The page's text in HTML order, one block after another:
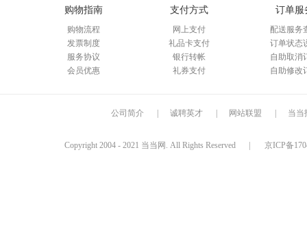
购物指南
购物流程
发票制度
服务协议
会员优惠
支付方式
网上支付
礼品卡支付
银行转帐
礼券支付
订单服
配送服务
订单状态
自助取消
自助修改
公司简介 诚聘英才 网站联盟 当当
Copyright 2004 - 2021 当当网. All Rights Reserved 京ICP备